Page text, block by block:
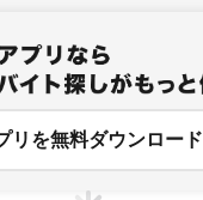
リを無料ダウンロード